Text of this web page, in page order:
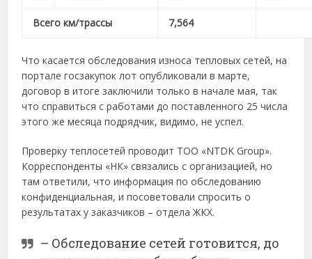
Всего км/трассы 7,564
Что касается обследования износа тепловых сетей, на
портале госзакупок лот опубликовали в марте,
договор в итоге заключили только в начале мая, так
что справиться с работами до поставленного 25 числа
этого же месяца подрядчик, видимо, не успел.
Проверку теплосетей проводит ТОО «NTDK Group».
Корреспонденты «НК» связались с организацией, но
там ответили, что информация по обследованию
конфиденциальная, и посоветовали спросить о
результатах у заказчиков – отдела ЖКХ.
– Обследование сетей готовится, до